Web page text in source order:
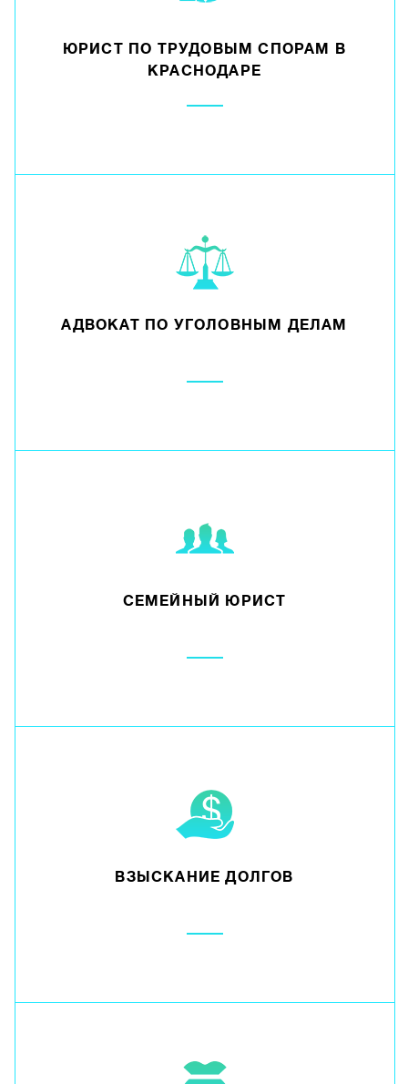
ЮРИСТ ПО ТРУДОВЫМ СПОРАМ В
КРАСНОДАРЕ
АДВОКАТ ПО УГОЛОВНЫМ ДЕЛАМ
СЕМЕЙНЫЙ ЮРИСТ
ВЗЫСКАНИЕ ДОЛГОВ